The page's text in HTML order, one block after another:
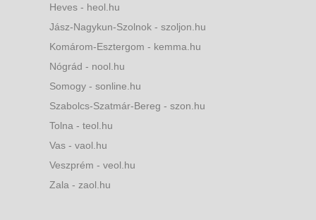
Heves - heol.hu
Jász-Nagykun-Szolnok - szoljon.hu
Komárom-Esztergom - kemma.hu
Nógrád - nool.hu
Somogy - sonline.hu
Szabolcs-Szatmár-Bereg - szon.hu
Tolna - teol.hu
Vas - vaol.hu
Veszprém - veol.hu
Zala - zaol.hu